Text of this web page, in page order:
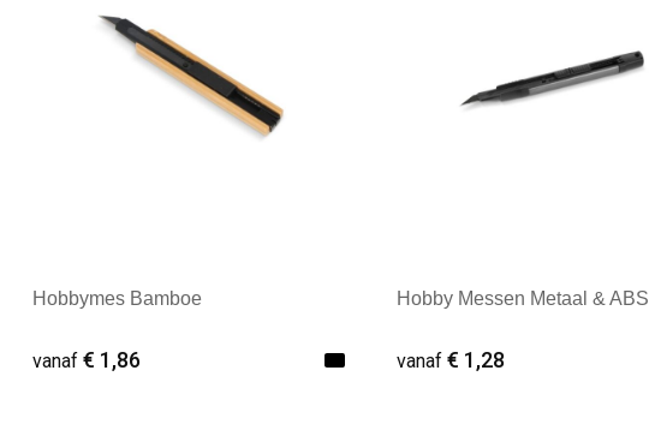
Hobbymes Bamboe
vanaf€ 1,86
Hobby Messen Metaal & ABS
vanaf € 1,28